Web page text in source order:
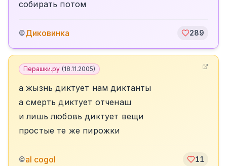
собирать потом
©Диковинка 289
Перашки.ру (18.11.2005)
а жызнь диктует нам диктанты
а смерть диктует отченаш
и лишь любовь диктует вещи
простые те же пирожки
©al cogol 11